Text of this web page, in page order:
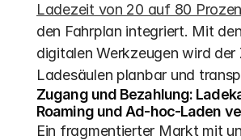
Ladezeit von 20 auf 80
den Fahrplan integriert. Mit
digitalen Werkzeugen wird der
Ladesäulen planbar und
Zugang und Bezahlung:
Roaming und Ad-hoc-Laden
Ein fragmentierter Markt mit